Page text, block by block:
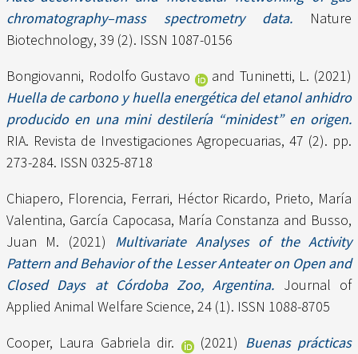
chromatography–mass spectrometry data. Nature
Biotechnology, 39 (2). ISSN 1087-0156
Bongiovanni, Rodolfo Gustavo
and Tuninetti, L. (2021)
Huella de carbono y huella energética del etanol anhidro
producido en una mini destilería “minidest” en origen.
RIA. Revista de Investigaciones Agropecuarias, 47 (2). pp.
273-284. ISSN 0325-8718
Chiapero, Florencia, Ferrari, Héctor Ricardo, Prieto, María
Valentina, García Capocasa, María Constanza and Busso,
Juan M. (2021) Multivariate Analyses of the Activity
Pattern and Behavior of the Lesser Anteater on Open and
Closed Days at Córdoba Zoo, Argentina. Journal of
Applied Animal Welfare Science, 24 (1). ISSN 1088-8705
Cooper, Laura Gabriela dir.
(2021) Buenas prácticas